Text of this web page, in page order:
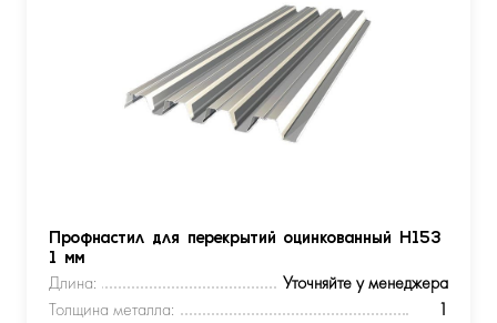
Профнастил для перекрытий оцинкованный Н153
1 мм
Длина:
Уточняйте у менеджера
Толщина металла:
1